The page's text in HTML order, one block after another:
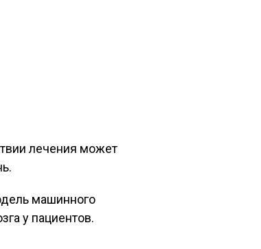
лечения может
машинного
у пациентов.